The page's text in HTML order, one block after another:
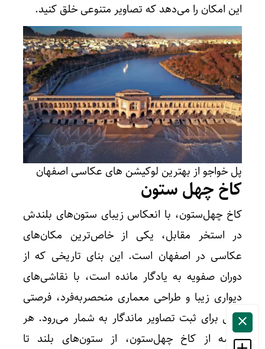
این امکان را می‌دهد که تصاویر متنوعی خلق کنید.
پل خواجو از بهترین لوکیشن های عکاسی اصفهان
کاخ چهل ستون
کاخ چهل‌ستون، با انعکاس زیبای ستون‌های بلندش
در استخر مقابل، یکی از خاص‌ترین مکان‌های
عکاسی در اصفهان است. این بنای تاریخی که از
دوران صفویه به یادگار مانده است، با نقاشی‌های
دیواری زیبا و طراحی معماری منحصربه‌فرد، فرصتی
عالی برای ثبت تصاویر ماندگار به شمار می‌رود. هر
گوشه از کاخ چهل‌ستون، از ستون‌های بلند تا